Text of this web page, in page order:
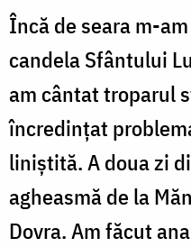
Încă de seara m-
candela Sfântului
am cântat troparul
încredinţat
liniştită. A doua zi
agheasmă de la
Dovra. Am făcut